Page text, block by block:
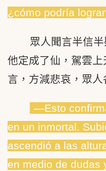
¿cómo podría
眾人聞言半信
他定成了仙，駕雲
言，方減悲哀，眾人
―Esto
en un inmortal.
ascendió a las
en medio de dudas